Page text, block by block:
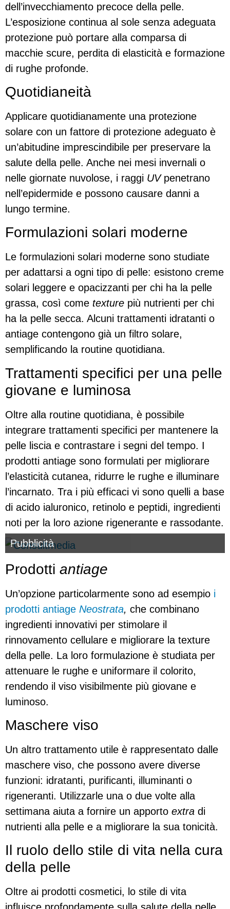
dell’invecchiamento precoce della pelle.
L’esposizione continua al sole senza adeguata
protezione può portare alla comparsa di
macchie scure, perdita di elasticità e formazione
di rughe profonde.
Quotidianeità
Applicare quotidianamente una protezione
solare con un fattore di protezione adeguato è
un’abitudine imprescindibile per preservare la
salute della pelle. Anche nei mesi invernali o
nelle giornate nuvolose, i raggi UVpenetrano
nell’epidermide e possono causare danni a
lungo termine.
Formulazioni solari moderne
Le formulazioni solari moderne sono studiate
per adattarsi a ogni tipo di pelle: esistono creme
solari leggere e opacizzanti per chi ha la pelle
grassa, così come texture più nutrienti per chi
ha la pelle secca. Alcuni trattamenti idratanti o
antiage contengono già un filtro solare,
semplificando la routine quotidiana.
Trattamenti specifici per una pelle
giovane e luminosa
Oltre alla routine quotidiana, è possibile
integrare trattamenti specifici per mantenere la
pelle liscia e contrastare i segni del tempo. I
prodotti antiage sono formulati per migliorare
l’elasticità cutanea, ridurre le rughe e illuminare
l’incarnato. Tra i più efficaci vi sono quelli a base
di acido ialuronico, retinolo e peptidi, ingredienti
noti per la loro azione rigenerante e rassodante.
Pubblicità
Prodotti antiage
Un’opzione particolarmente sono ad esempio i
prodotti antiage Neostrata, che combinano
ingredienti innovativi per stimolare il
rinnovamento cellulare e migliorare la texture
della pelle. La loro formulazione è studiata per
attenuare le rughe e uniformare il colorito,
rendendo il viso visibilmente più giovane e
luminoso.
Maschere viso
Un altro trattamento utile è rappresentato dalle
maschere viso, che possono avere diverse
funzioni: idratanti, purificanti, illuminanti o
rigeneranti. Utilizzarle una o due volte alla
settimana aiuta a fornire un apporto extra di
nutrienti alla pelle e a migliorare la sua tonicità.
Il ruolo dello stile di vita nella cura
della pelle
Oltre ai prodotti cosmetici, lo stile di vita